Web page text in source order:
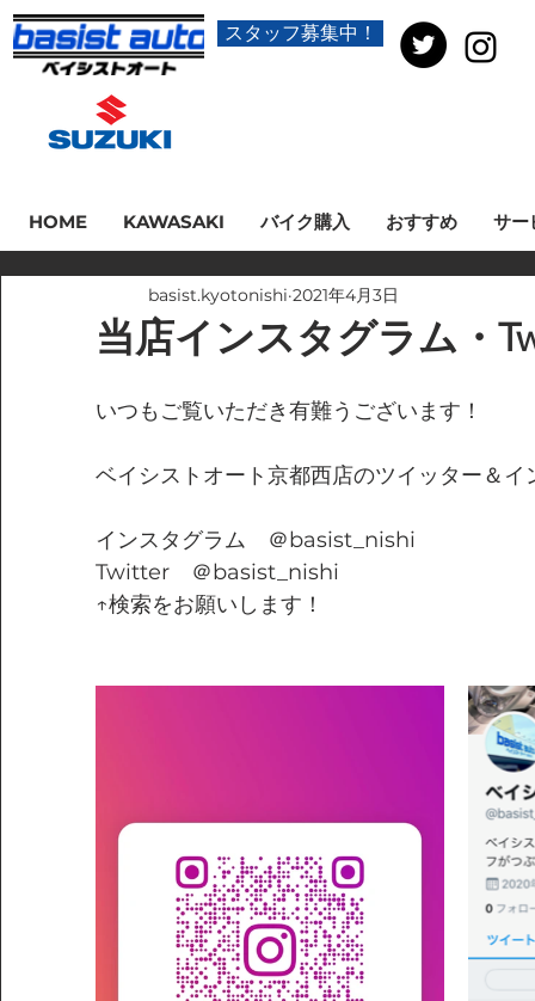
スタッフ募集中！
HOME KAWASAKI バイク購入 おすすめ サー
当店インスタグラム・
basist.kyotonishi 2021年4月3日
いつもご覧いただき有難うございます！
ベイシストオート京都西店のツイッター＆
インスタグラム　＠basist_nishi
Twitter　＠basist_nishi
↑検索をお願いします！